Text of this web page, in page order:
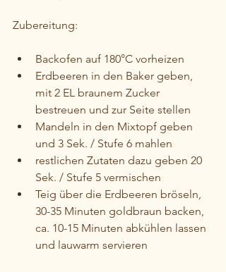
Zubereitung:
Backofen auf 180°C vorheizen
Erdbeeren in den Baker geben,
mit 2 EL braunem Zucker
bestreuen und zur Seite stellen
Mandeln in den Mixtopf geben
und 3 Sek. / Stufe 6 mahlen
restlichen Zutaten dazu geben 20
Sek. / Stufe 5 vermischen
Teig über die Erdbeeren bröseln,
30-35 Minuten goldbraun backen,
ca. 10-15 Minuten abkühlen lassen
und lauwarm servieren